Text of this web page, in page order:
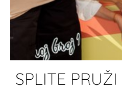
SPLITE